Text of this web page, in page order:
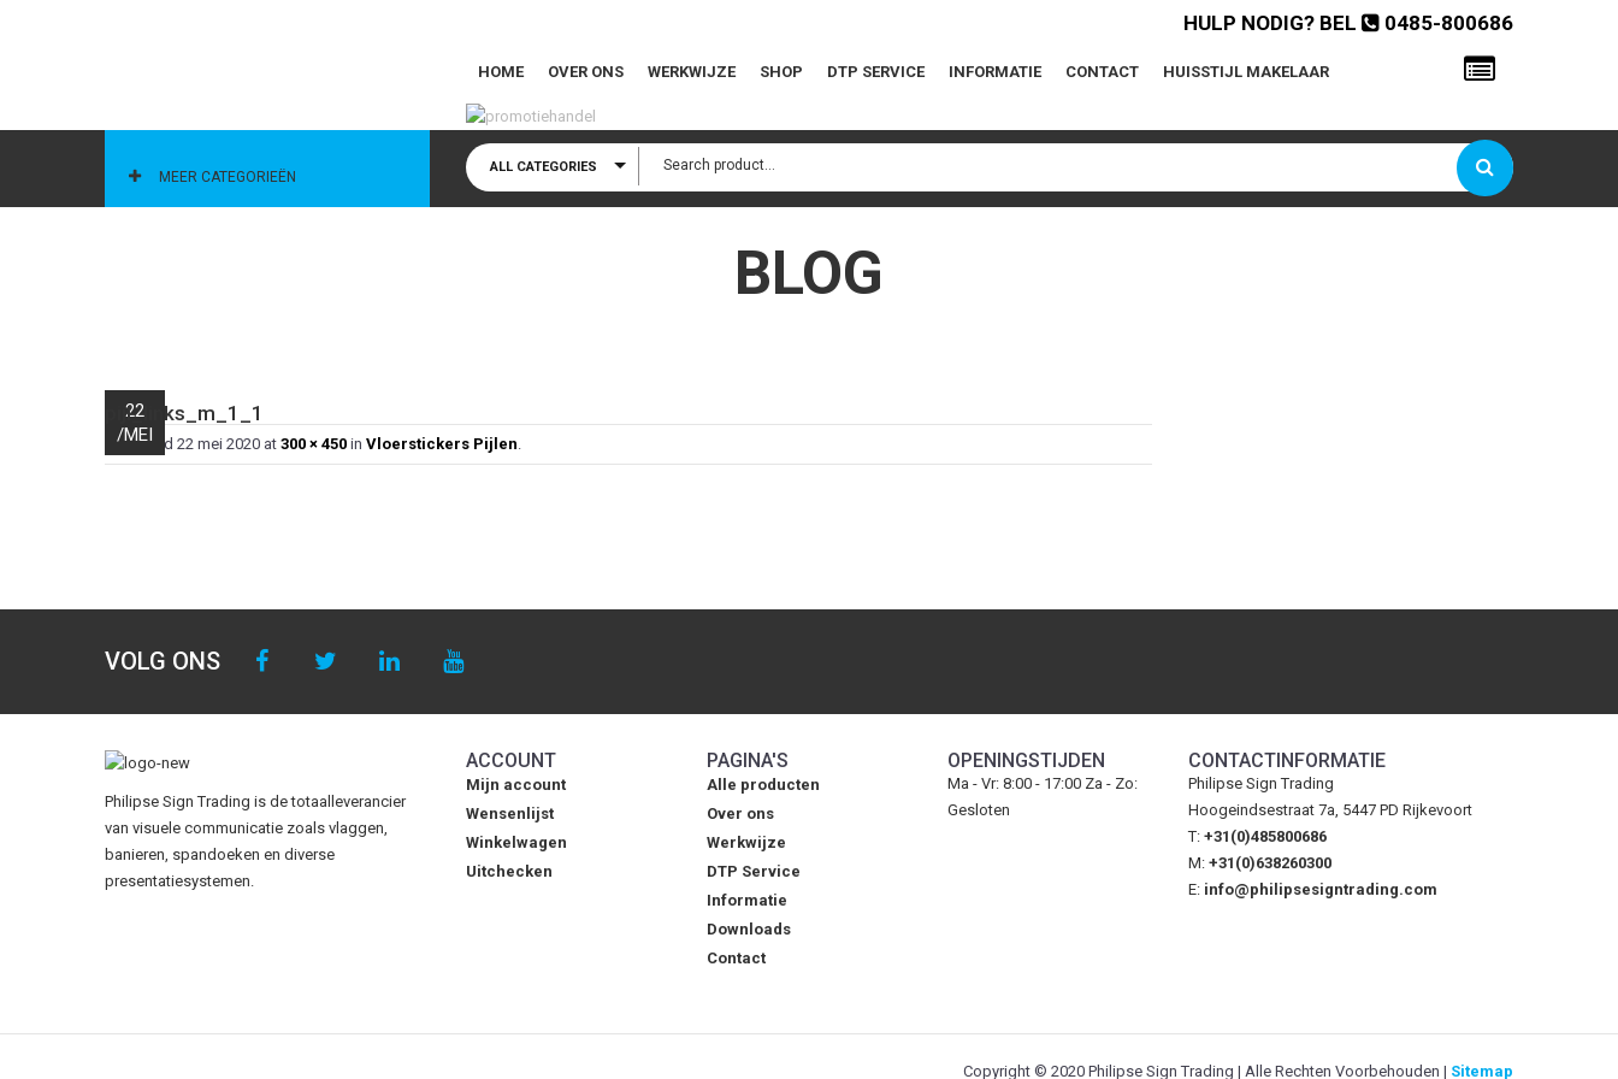
HULP NODIG? BEL 0485-800686
HOME OVER ONS WERKWIJZE SHOP DTP SERVICE INFORMATIE CONTACT HUISSTIJL MAKELAAR
Gebruikersnaam of e-mailadres
CATEGORIEËN
MEER CATEGORIEËN
ALL CATEGORIES
BLOG
22
/MEI
pijl_links_m_1_1
Published 22 mei 2020 at 300 × 450 in Vloerstickers Pijlen
VOLG ONS
Philipse Sign Trading is de totaalleverancier
van visuele communicatie zoals vlaggen,
banieren, spandoeken en diverse
presentatiesystemen.
ACCOUNT
Mijn account
Wensenlijst
Winkelwagen
Uitchecken
PAGINA'S
Alle producten
Over ons
Werkwijze
DTP Service
Informatie
Downloads
Contact
OPENINGSTIJDEN
Ma - Vr: 8:00 - 17:00 Za - Zo:
Gesloten
CONTACTINFORMATIE
Philipse Sign Trading
Hoogeindsestraat 7a, 5447 PD Rijkevoort
T: +31(0)485800686
M: +31(0)638260300
E: info@philipsesigntrading.com
Copyright © 2020 Philipse Sign Trading | Alle Rechten Voorbehouden | Sitemap